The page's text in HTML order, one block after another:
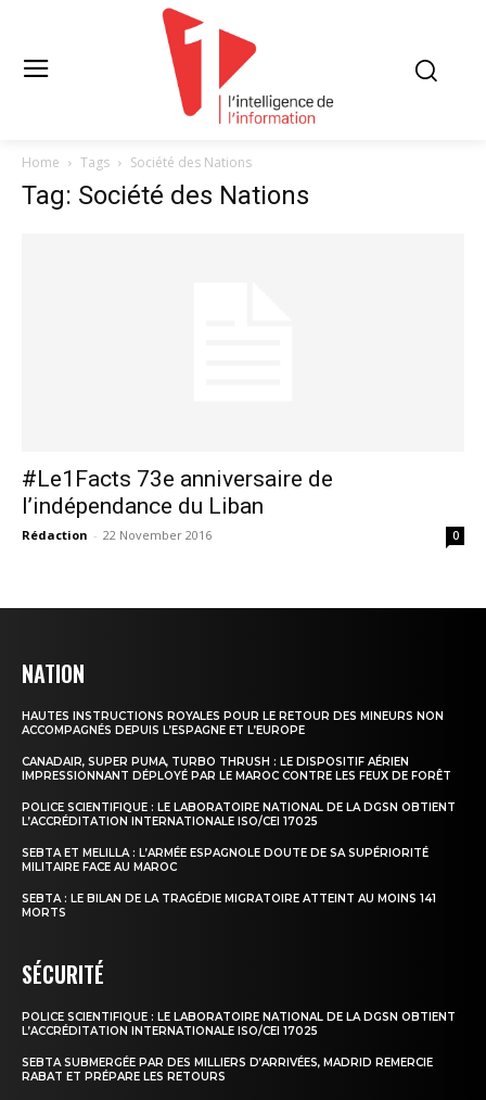
le1.ma
l'intelligence de
Home Tags Société des Nations
Tag: Société des Nations
#Le1Facts 73e anniversaire de
l’indépendance du Liban
Rédaction - 22 November 2016 0
NATION
HAUTES INSTRUCTIONS ROYALES POUR LE RETOUR DES MINEURS NON
ACCOMPAGNÉS DEPUIS L’ESPAGNE ET L’EUROPE
CANADAIR, SUPER PUMA, TURBO THRUSH : LE DISPOSITIF AÉRIEN
IMPRESSIONNANT DÉPLOYÉ PAR LE MAROC CONTRE LES FEUX DE FORÊT
POLICE SCIENTIFIQUE : LE LABORATOIRE NATIONAL DE LA DGSN OBTIENT
L’ACCRÉDITATION INTERNATIONALE ISO/CEI 17025
SEBTA ET MELILLA : L’ARMÉE ESPAGNOLE DOUTE DE SA SUPÉRIORITÉ
MILITAIRE FACE AU MAROC
SEBTA : LE BILAN DE LA TRAGÉDIE MIGRATOIRE ATTEINT AU MOINS 141
MORTS
SÉCURITÉ
POLICE SCIENTIFIQUE : LE LABORATOIRE NATIONAL DE LA DGSN OBTIENT
L’ACCRÉDITATION INTERNATIONALE ISO/CEI 17025
SEBTA SUBMERGÉE PAR DES MILLIERS D’ARRIVÉES, MADRID REMERCIE
RABAT ET PRÉPARE LES RETOURS